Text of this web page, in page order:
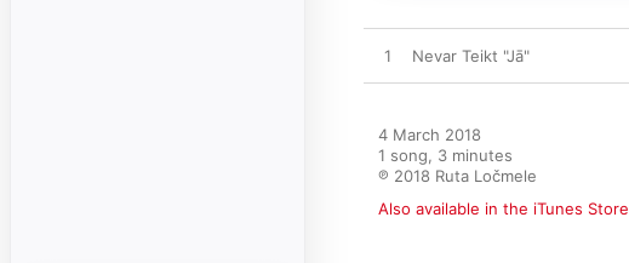
1 Nevar Teikt "Jā"
4 March 2018
1 song, 3 minutes
℗ 2018 Ruta Ločmele
Also available in the iTunes Store